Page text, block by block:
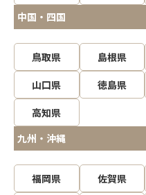
中国・四国
鳥取県 島根県
山口県
徳島県
高知県
九州・沖縄
福岡県 佐賀県